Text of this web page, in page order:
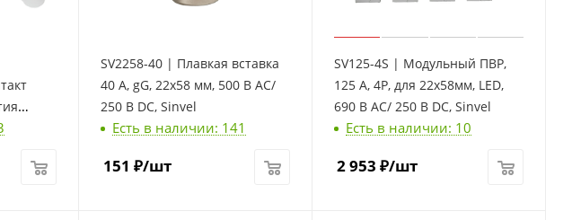
SV2258-40 | Плавкая вставка
40 А, gG, 22х58 мм, 500 В АС/
250 B DC, Sinvel
Есть в наличии: 141
151 ₽/шт
SV125-4S | Модульный ПВР,
125 А, 4Р, для 22х58мм, LED,
690 B AC/ 250 B DC, Sinvel
Есть в наличии: 10
2 953 ₽/шт